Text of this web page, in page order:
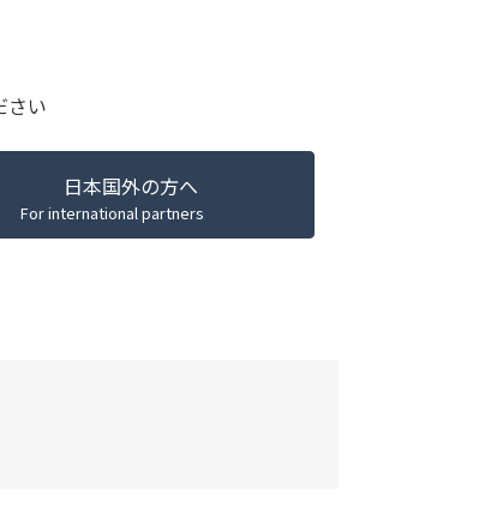
さい
日本国外の方へ
For international partners